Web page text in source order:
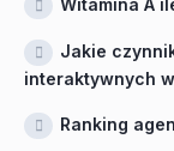
Witamina A
Jakie
interaktywnych
Ranking